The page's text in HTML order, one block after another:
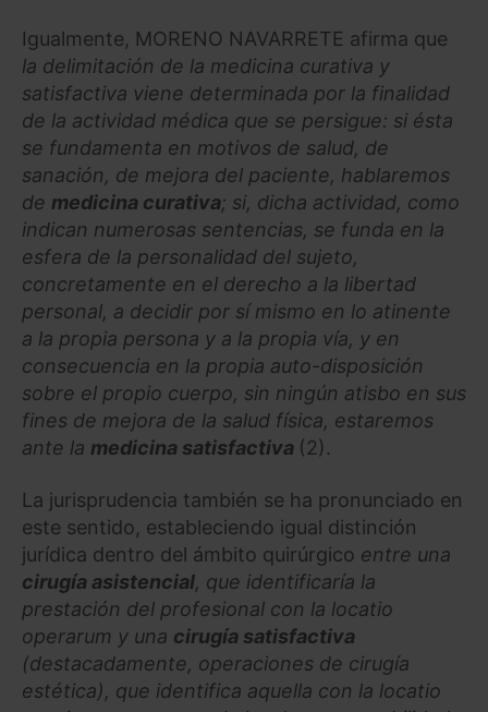
Igualmente, MORENO NAVARRETE afirma que
la delimitación de la medicina curativa y
satisfactiva viene determinada por la finalidad
de la actividad médica que se persigue: si ésta
se fundamenta en motivos de salud, de
sanación, de mejora del paciente, hablaremos
de medicina curativa; si, dicha actividad, como
indican numerosas sentencias, se funda en la
esfera de la personalidad del sujeto,
concretamente en el derecho a la libertad
personal, a decidir por sí mismo en lo atinente
a la propia persona y a la propia vía, y en
consecuencia en la propia auto-disposición
sobre el propio cuerpo, sin ningún atisbo en sus
fines de mejora de la salud física, estaremos
ante la medicina satisfactiva (2).
La jurisprudencia también se ha pronunciado en
este sentido, estableciendo igual distinción
jurídica dentro del ámbito quirúrgico entre una
cirugía asistencial, que identificaría la
prestación del profesional con la locatio
operarum y una cirugía satisfactiva
(destacadamente, operaciones de cirugía
estética), que identifica aquella con la locatio